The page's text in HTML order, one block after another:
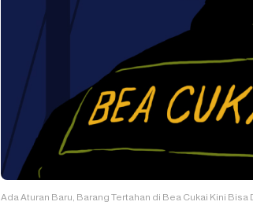
Ada Aturan Baru, Barang Tertahan di Bea Cukai Kini